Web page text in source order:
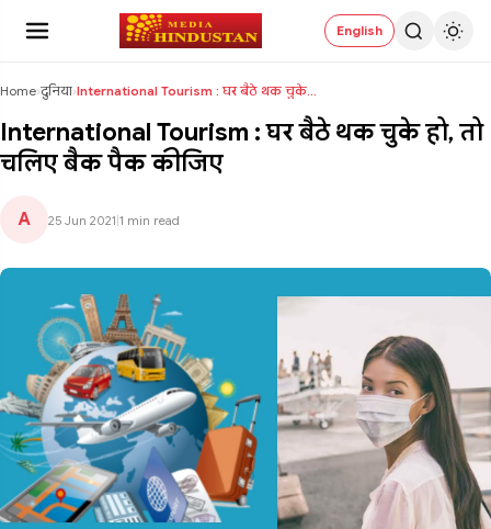
English
Home›दुनिया› International Tourism : घर बैठे थक चुके हो, तो चलि...
International Tourism : घर बैठे थक चुके हो, तो
चलिए बैक पैक कीजिए
A 25 Jun 2021 1 min read